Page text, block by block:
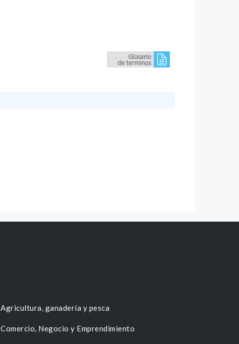
Agricultura, ganadería y pesca
Comercio, Negocio y Emprendimiento